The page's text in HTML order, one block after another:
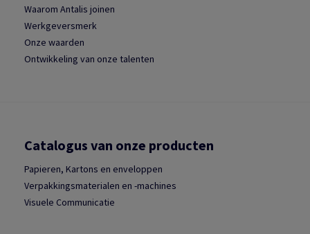
Waarom Antalis joinen
Werkgeversmerk
Onze waarden
Ontwikkeling van onze talenten
Catalogus van onze producten
Papieren, Kartons en enveloppen
Verpakkingsmaterialen en -machines
Visuele Communicatie